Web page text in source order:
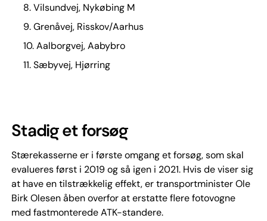
8. Vilsundvej, Nykøbing M
9. Grenåvej, Risskov/Aarhus
10. Aalborgvej, Aabybro
11. Sæbyvej, Hjørring
Stadig et forsøg
Stærekasserne er i første omgang et forsøg, som skal
evalueres først i 2019 og så igen i 2021. Hvis de viser sig
at have en tilstrækkelig effekt, er transportminister Ole
Birk Olesen åben overfor at erstatte flere fotovogne
med fastmonterede ATK-standere.